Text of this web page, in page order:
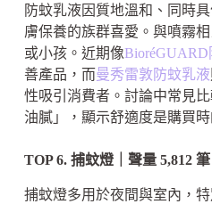
防蚊乳液因質地溫和、同時
膚保養的族群喜愛。與噴霧
或小孩。近期像
善產品，而曼秀雷敦防蚊乳液
性吸引消費者。討論中常見
油膩」，顯示舒適度是購買時
TOP 6. 捕蚊燈｜聲量 5,812 筆
捕蚊燈多用於夜間與室內，